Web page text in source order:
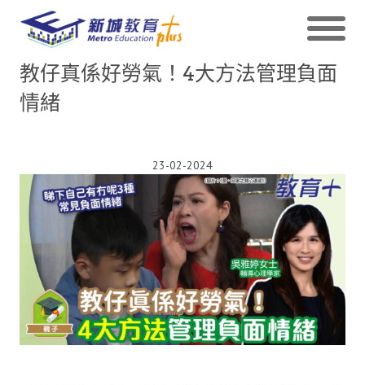
教仔真係好勞氣！4大方法管理負面
情緒
23-02-2024